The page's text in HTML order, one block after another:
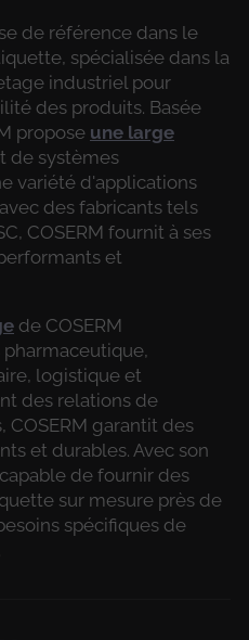
de référence dans le
spécialisée dans la
industriel pour
des produits. Basée
propose une large
de systèmes
variété d'applications
des fabricants tels
COSERM fournit à ses
et
de COSERM
logistique et
des relations de
COSERM garantit des
et durables. Avec son
de fournir des
sur mesure près de
spécifiques de